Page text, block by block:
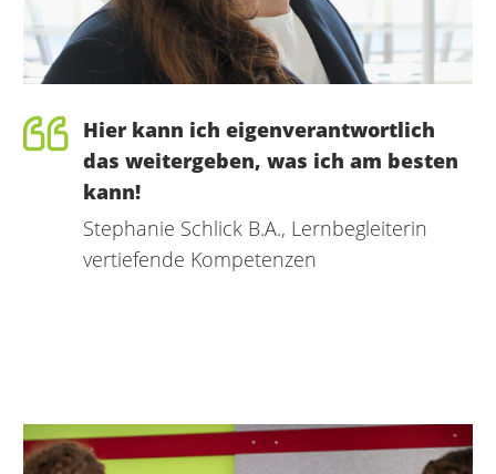
Hier kann ich eigenverantwortlich
das weitergeben, was ich am besten
kann!
Stephanie Schlick B.A., Lernbegleiterin
vertiefende Kompetenzen